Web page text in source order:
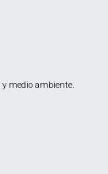
medio ambiente.